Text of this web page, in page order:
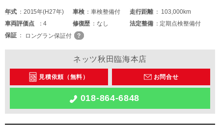
年式 2015年(H27年) 車検 車検整備付 走行距離
103,000km
車両評価点 4 修復歴 なし 法定整備
定期点検整備付
保証
ロングラン保証付
ネッツ秋田臨海本店
見積依頼（無料） お問合せ
018-864-6848